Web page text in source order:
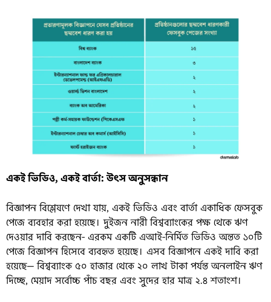
একই ভিডিও, একই বার্তা: উৎস অনুসন্ধান
বিজ্ঞাপন বিশ্লেষণে দেখা যায়, একই ভিডিও এবং বার্তা একাধিক ফেসবুক
পেজে ব্যবহার করা হয়েছে। দুইজন নারী বিশ্বব্যাংকের পক্ষ থেকে ঋণ
দেওয়ার দাবি করছেন- এরকম একটি এআই-নির্মিত ভিডিও অন্তত ১০টি
পেজে বিজ্ঞাপন হিসেবে ব্যবহৃত হয়েছে। এসব বিজ্ঞাপনে একই দাবি করা
হয়েছে— বিশ্বব্যাংক ৫০ হাজার থেকে ২০ লাখ টাকা পর্যন্ত অনলাইন ঋণ
দিচ্ছে, মেয়াদ সর্বোচ্চ পাঁচ বছর এবং সুদের হার মাত্র ২.৪ শতাংশ।